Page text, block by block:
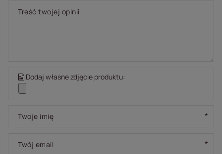
Treść twojej opinii
Dodaj własne zdjęcie produktu:
Twoje imię
Twój email